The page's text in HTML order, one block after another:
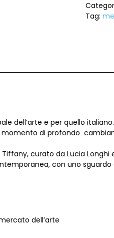
Tag:
dell’arte e per quello italiano.
di profondo
Tiffany, curato da Lucia
con uno
dell’arte